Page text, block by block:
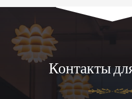
Контакты